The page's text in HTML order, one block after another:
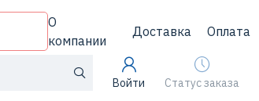
О
компании
Доставка Оплата
Войти Статус заказа